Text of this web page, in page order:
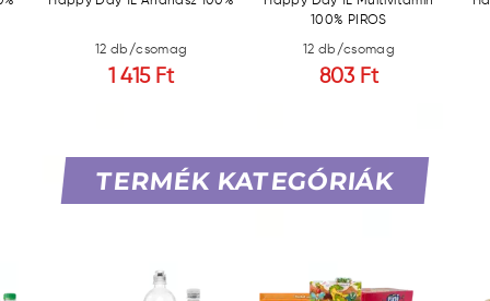
12 db/csomag
1 415 Ft
100% PIROS
12 db/csomag
803 Ft
TERMÉK KATEGÓRIÁK